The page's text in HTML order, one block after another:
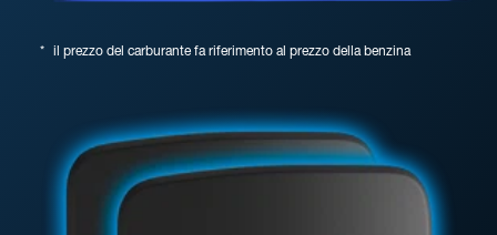
* il prezzo del carburante fa riferimento al prezzo della benzina